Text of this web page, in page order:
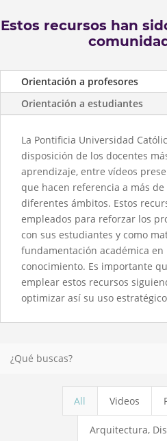
Estos recursos han
Orientación a profesores
Orientación a estudiantes
La Pontificia Universidad
disposición de los docentes
aprendizaje, entre vídeos
que hacen referencia a más
diferentes ámbitos. Estos
empleados para reforzar los
con sus estudiantes y como
fundamentación académica
conocimiento. Es importante
emplear estos recursos
optimizar así su uso
All Videos
Arquitectura,